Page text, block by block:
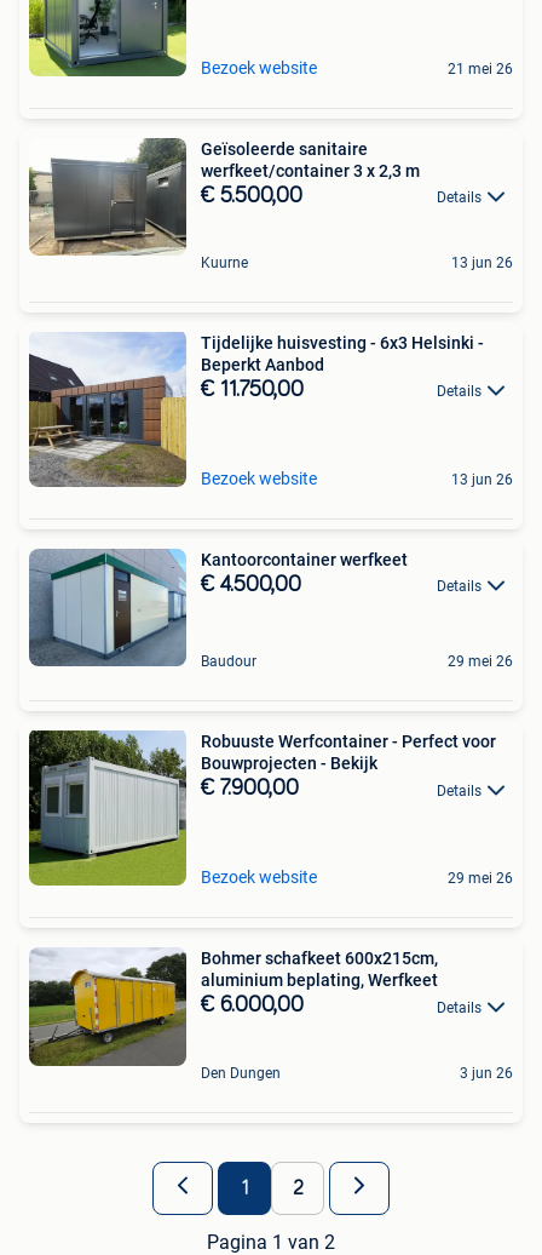
Bezoek website 21 mei 26
Geïsoleerde sanitaire
werfkeet/container 3 x 2,3 m
€ 5.500,00 Details
Kuurne 13 jun 26
Tijdelijke huisvesting - 6x3 Helsinki -
Beperkt Aanbod
€ 11.750,00 Details
Bezoek website 13 jun 26
Kantoorcontainer werfkeet
€ 4.500,00 Details
Baudour 29 mei 26
Robuuste Werfcontainer - Perfect voor
Bouwprojecten - Bekijk
€ 7.900,00 Details
Bezoek website 29 mei 26
Bohmer schafkeet 600x215cm,
aluminium beplating, Werfkeet
€ 6.000,00 Details
Den Dungen 3 jun 26
1 2
Pagina 1 van 2